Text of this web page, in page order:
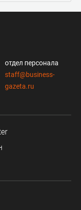
отдел персонала
staff@business-
gazeta.ru